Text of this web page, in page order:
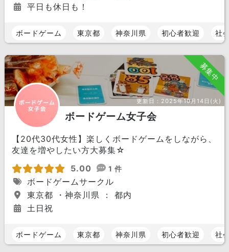
平日も休日も！
ボードゲーム 東京都 神奈川県 初心者歓迎 社
募集中
更新日： 2025年10月14日(火)
ボードゲーム女子会
【20代30代女性】楽しくボードゲームをしながら、
友達を増やしたい方大募集☆
5.00
1 件
ボードゲームサークル
東京都 ・神奈川県 ： 都内
土日祝
ボードゲーム 東京都 神奈川県 初心者歓迎 社